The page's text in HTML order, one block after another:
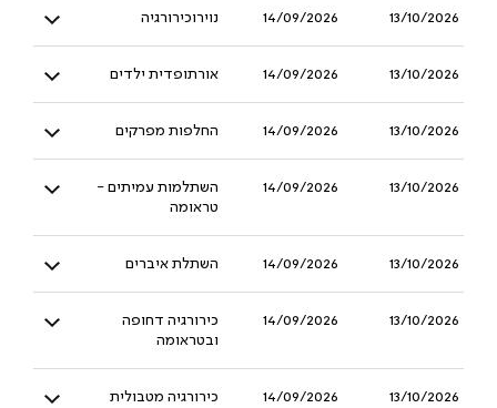
13/10/2026
14/09/2026 נוירוכירורגיה
13/10/2026
14/09/2026 אורתופדית ילדים
13/10/2026
14/09/2026 החלפות מפרקים
13/10/2026
14/09/2026
השתלמות עמיתים -
טראומה
13/10/2026
14/09/2026 השתלת איברים
13/10/2026
14/09/2026
כירורגיה דחופה
ובטראומה
13/10/2026
14/09/2026
כירורגיה מטבולית